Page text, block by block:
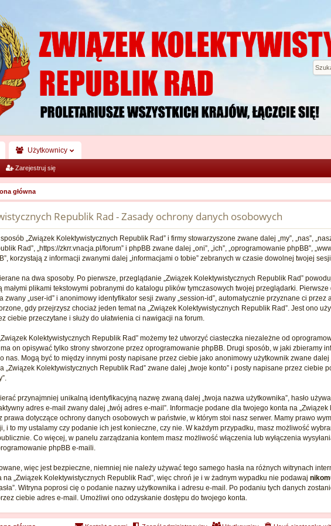
Użytkownicy
Zarejestruj się
główna
Republik Rad - Zasady ochrony danych osobowych
„Związek Kolektywistycznych Republik Rad” i firmy stowarzyszone zwane dalej „my”, „nas”,
Rad”, „https://zkrr.vnacja.pl/forum” i phpBB zwane dalej „oni”, „ich”, „oprogramowanie phpBB”,
korzystają z informacji zwanymi dalej „informacjami o tobie” zebranych w czasie dowolnej twojej
na dwa sposoby. Po pierwsze, przeglądanie „Związek Kolektywistycznych Republik Rad”
małymi plikami tekstowymi pobranymi do katalogu plików tymczasowych twojej przeglądarki.
zwany „user-id” i anonimowy identyfikator sesji zwany „session-id”, automatycznie przyznane ci przez
gdy przejrzysz chociaż jeden temat na „Związek Kolektywistycznych Republik Rad”. Jest ono
ciebie przeczytane i służy do ułatwienia ci nawigacji na forum.
Kolektywistycznych Republik Rad” możemy też utworzyć ciasteczka niezależne od
on opisywać tylko strony stworzone przez oprogramowanie phpBB. Drugi sposób, w jaki zbieramy
nas. Mogą być to między innymi posty napisane przez ciebie jako anonimowy użytkownik zwane dalej
„Związek Kolektywistycznych Republik Rad” zwane dalej „twoje konto” i posty napisane przez ciebie
przynajmniej unikalną identyfikacyjną nazwę zwaną dalej „twoja nazwa użytkownika”, hasło
adres e-mail zwany dalej „twój adres e-mail”. Informacje podane dla twojego konta na
prawa dotyczące ochrony danych osobowych w państwie, w którym stoi nasz serwer. Mamy prawo
i to my ustalamy czy podanie ich jest konieczne, czy nie. W każdym przypadku, masz możliwość
Co więcej, w panelu zarządzania kontem masz możliwość włączenia lub wyłączenia
phpBB e-maili.
więc jest bezpieczne, niemniej nie należy używać tego samego hasła na różnych witrynach
„Związek Kolektywistycznych Republik Rad”, więc chroń je i w żadnym wypadku nie podawaj
Witryna poprosi cię o podanie nazwy użytkownika i adresu e-mail. Po podaniu tych danych
ciebie adres e-mail. Umożliwi ono odzyskanie dostępu do twojego konta.